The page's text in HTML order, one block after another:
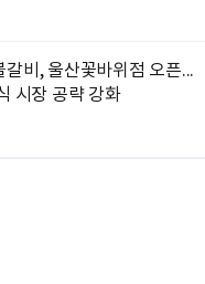
갈비, 울산꽃바위점 오픈...
시장 공략 강화